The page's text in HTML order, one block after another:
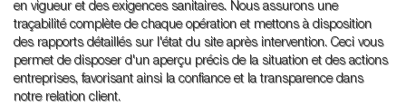
en vigueur et des exigences sanitaires. Nous assurons une
traçabilité complète de chaque opération et mettons à disposition
des rapports détaillés sur l'état du site après intervention. Ceci vous
permet de disposer d'un aperçu précis de la situation et des actions
entreprises, favorisant ainsi la confiance et la transparence dans
notre relation client.